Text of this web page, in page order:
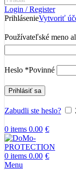
Login / Register
PrihlásenieVytvoriť
Používateľské meno
Heslo *Povinné
Prihlásiť sa
Zabudli ste heslo?
0 items 0.00 €
0 items 0.00 €
Menu